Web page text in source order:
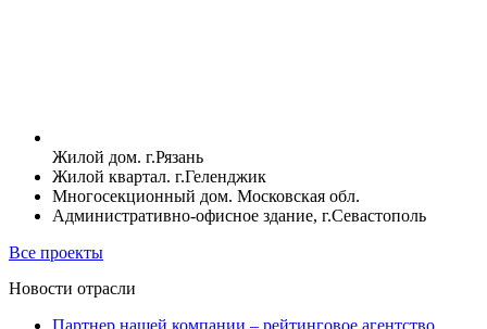
Жилой дом. г.Рязань
Жилой квартал. г.Геленджик
Многосекционный дом. Московская обл.
Административно-офисное здание, г.Севастополь
Все проекты
Новости отрасли
Партнер нашей компании – рейтинговое агентство